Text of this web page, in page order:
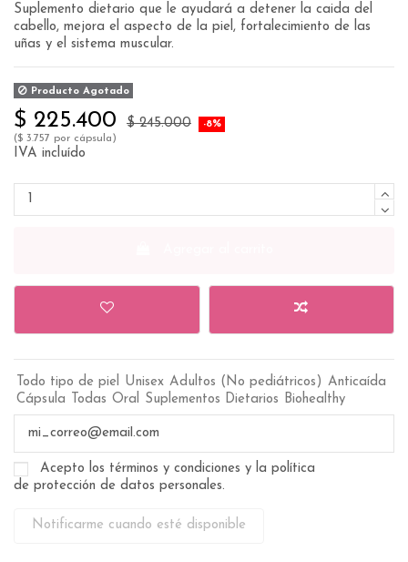
Suplemento dietario que le ayudará a detener la caida del
cabello, mejora el aspecto de la piel, fortalecimiento de las
uñas y el sistema muscular.
Producto Agotado
$ 225.400 $ 245.000 -8%
($ 3.757 por cápsula)
IVA incluído
Todo tipo de piel Unisex Adultos (No pediátricos) Anticaída
Cápsula
Todas Oral Suplementos Dietarios Biohealthy
Acepto los términos y condiciones y la política
de protección de datos personales.